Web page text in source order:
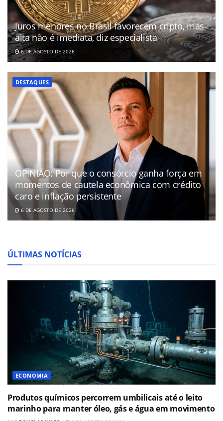
Juros menores no Brasil favorecem cripto, mas
alta não é imediata, diz especialista
6 DE AGOSTO DE 2026
DESTAQUES
OPINIÃO: Por que o consórcio ganha força em
momentos de cautela econômica com crédito
caro e inflação persistente
6 DE AGOSTO DE 2026
ÚLTIMAS NOTÍCIAS
ECONOMIA
Produtos químicos percorrem umbilicais até o leito
marinho para manter óleo, gás e água em movimento